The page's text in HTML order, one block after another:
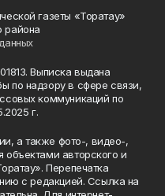
газеты «Торатау»
района
Выписка выдана
по надзору в сфере связи,
коммуникаций по
г.
а также фото-, видео-,
авторского и
Перепечатка
с редакцией. Ссылка на